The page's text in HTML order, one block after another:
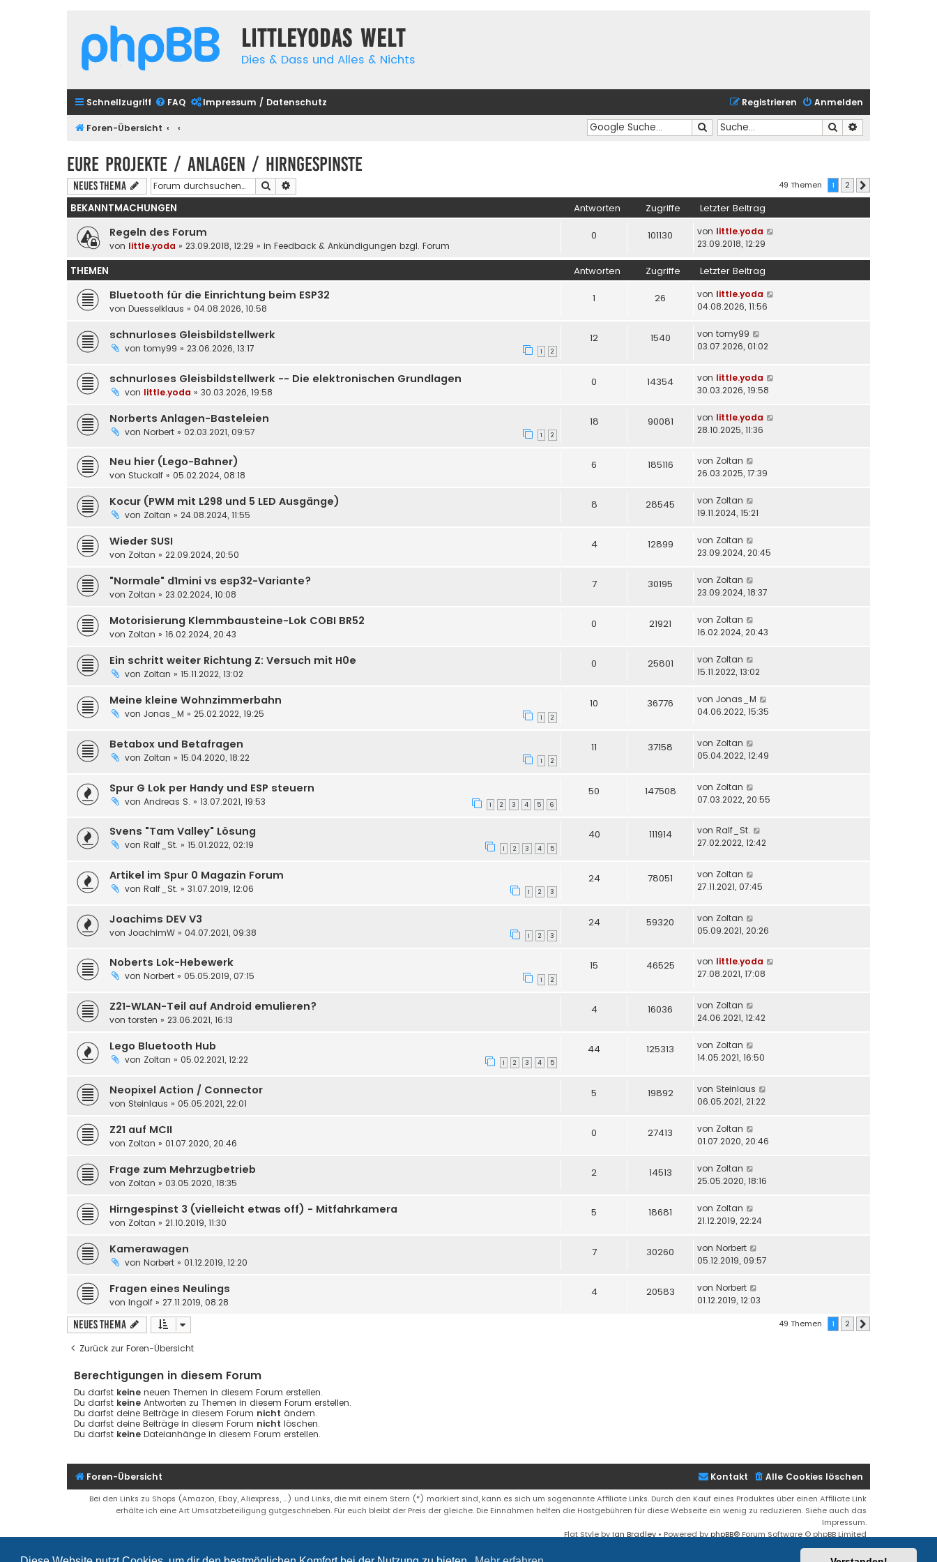
Littleyodas Welt
Dies & Dass und Alles & Nichts
Schnellzugriff FAQ Impressum / Datenschutz Anmelden
Registrieren
Foren-Übersicht Suche
Suche
Eure Projekte / Anlagen / Hirngespinste
Neues Thema Suche 49 Themen 1 2
BEKANNTMACHUNGEN Antworten Zugriffe Letzter Beitrag
Regeln des Forum
von little.yoda » 23.09.2018, 12:29 » in Feedback & Ankündigungen bzgl. Forum
0 101130 von little.yoda
23.09.2018, 12:29
THEMEN Antworten Zugriffe Letzter Beitrag
Bluetooth für die Einrichtung beim ESP32
von Duesselklaus » 04.08.2026, 10:58
1 26 von little.yoda
04.08.2026, 11:56
schnurloses Gleisbildstellwerk
von tomy99 » 23.06.2026, 13:17 1 2
12 1540 von tomy99
03.07.2026, 01:02
schnurloses Gleisbildstellwerk -- Die elektronischen Grundlagen
von little.yoda » 30.03.2026, 19:58
0 14354 von little.yoda
30.03.2026, 19:58
Norberts Anlagen-Basteleien
von Norbert » 02.03.2021, 09:57 1 2
18 90081 von little.yoda
28.10.2025, 11:36
Neu hier (Lego-Bahner)
von Stuckalf » 05.02.2024, 08:18
6 185116 von Zoltan
26.03.2025, 17:39
Kocur (PWM mit L298 und 5 LED Ausgänge)
von Zoltan » 24.08.2024, 11:55
8 28545 von Zoltan
19.11.2024, 15:21
Wieder SUSI
von Zoltan » 22.09.2024, 20:50
4 12899 von Zoltan
23.09.2024, 20:45
"Normale" d1mini vs esp32-Variante?
von Zoltan » 23.02.2024, 10:08
7 30195 von Zoltan
23.09.2024, 18:37
Motorisierung Klemmbausteine-Lok COBI BR52
von Zoltan » 16.02.2024, 20:43
0 21921 von Zoltan
16.02.2024, 20:43
Ein schritt weiter Richtung Z: Versuch mit H0e
von Zoltan » 15.11.2022, 13:02
0 25801 von Zoltan
15.11.2022, 13:02
Meine kleine Wohnzimmerbahn
von Jonas_M » 25.02.2022, 19:25 1 2
10 36776 von Jonas_M
04.06.2022, 15:35
Betabox und Betafragen
von Zoltan » 15.04.2020, 18:22 1 2
11 37158 von Zoltan
05.04.2022, 12:49
Spur G Lok per Handy und ESP steuern
von Andreas S. » 13.07.2021, 19:53 1 2 3 4 5 6
50 147508 von Zoltan
07.03.2022, 20:55
Svens "Tam Valley" Lösung
von Ralf_St. » 15.01.2022, 02:19 1 2 3 4 5
40 111914 von Ralf_St.
27.02.2022, 12:42
Artikel im Spur 0 Magazin Forum
von Ralf_St. » 31.07.2019, 12:06 1 2 3
24 78051 von Zoltan
27.11.2021, 07:45
Joachims DEV V3
von JoachimW » 04.07.2021, 09:38 1 2 3
24 59320 von Zoltan
05.09.2021, 20:26
Noberts Lok-Hebewerk
von Norbert » 05.05.2019, 07:15 1 2
15 46525 von little.yoda
27.08.2021, 17:08
Z21-WLAN-Teil auf Android emulieren?
von torsten » 23.06.2021, 16:13
4 16036 von Zoltan
24.06.2021, 12:42
Lego Bluetooth Hub
von Zoltan » 05.02.2021, 12:22 1 2 3 4 5
44 125313 von Zoltan
14.05.2021, 16:50
Neopixel Action / Connector
von Steinlaus » 05.05.2021, 22:01
5 19892 von Steinlaus
06.05.2021, 21:22
Z21 auf MCII
von Zoltan » 01.07.2020, 20:46
0 27413 von Zoltan
01.07.2020, 20:46
Frage zum Mehrzugbetrieb
von Zoltan » 03.05.2020, 18:35
2 14513 von Zoltan
25.05.2020, 18:16
Hirngespinst 3 (vielleicht etwas off) - Mitfahrkamera
von Zoltan » 21.10.2019, 11:30
5 18681 von Zoltan
21.12.2019, 22:24
Kamerawagen
von Norbert » 01.12.2019, 12:20
7 30260 von Norbert
05.12.2019, 09:57
Fragen eines Neulings
von Ingolf » 27.11.2019, 08:28
4 20583 von Norbert
01.12.2019, 12:03
Neues Thema 49 Themen 1 2
Zurück zur Foren-Übersicht
Berechtigungen in diesem Forum
Du darfst keine neuen Themen in diesem Forum erstellen.
Du darfst keine Antworten zu Themen in diesem Forum erstellen.
Du darfst deine Beiträge in diesem Forum nicht ändern.
Du darfst deine Beiträge in diesem Forum nicht löschen.
Du darfst keine Dateianhänge in diesem Forum erstellen.
Foren-Übersicht Alle Cookies löschen
Kontakt
Bei den Links zu Shops (Amazon, Ebay, Aliexpress, ...) und Links, die mit einem Stern (*) markiert sind, kann es sich um sogenannte Affiliate Links. Durch den Kauf eines Produktes über einen Affiliate Link
erhälte ich eine Art Umsatzbeteiligung gutgeschrieben. Für euch bleibt der Preis der gleiche. Die Einnahmen helfen die Hostgebühren für diese Webseite ein wenig zu reduzieren. Siehe auch das
Impressum.
Flat Style by Ian Bradley • Powered by phpBB® Forum Software © phpBB Limited
Deutsche Übersetzung durchphpBB.de